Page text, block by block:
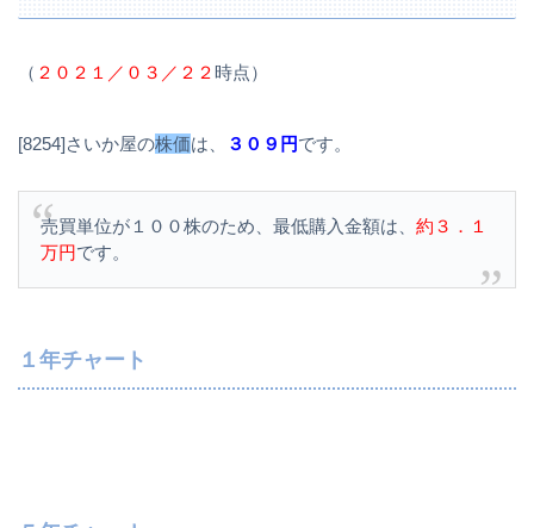
（ ２０２１／０３／２２時点）
[8254]さいか屋の株価は、 ３０９円です。
売買単位が１００株のため、最低購入金額は、 約３．１
万円です。
１年チャート